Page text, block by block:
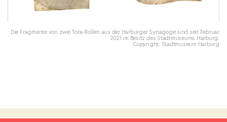
Die Fragmente von zwei Tora-Rollen aus der Harburger Synagoge sind seit Februar
2021 im Besitz des Stadtmuseums Harburg.
Copyright: Stadtmuseum Harburg